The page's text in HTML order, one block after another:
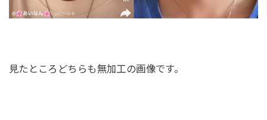
見たところどちらも無加工の画像です。